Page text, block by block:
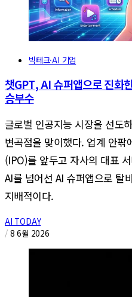
빅테크·AI 기업
챗GPT, AI 슈퍼앱으로 진화
승부수
글로벌 인공지능 시장을 선도
변곡점을 맞이했다. 업계 안팎
(IPO)를 앞두고 자사의 대표
AI를 넘어선 AI 슈퍼앱으로 탈
지배적이다.
AI TODAY
/ 8 6월 2026